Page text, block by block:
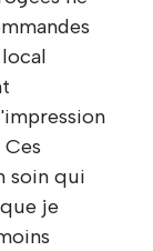
soin qui
je